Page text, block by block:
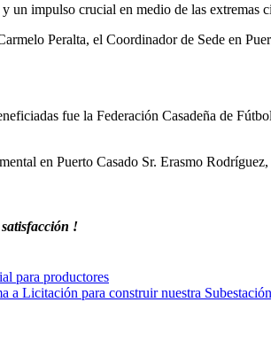
impulso crucial en medio de las extremas
Peralta, el Coordinador de Sede en
fue la Federación Casadeña de
en Puerto Casado Sr. Erasmo
!
para productores
a Licitación para construir nuestra Subestación